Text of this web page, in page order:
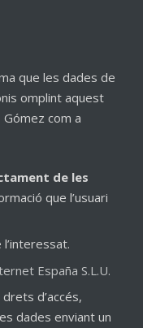
que les dades de
omplint aquest
com a
de les
que l’usuari
España S.L.U.
d’accés,
dades enviant un